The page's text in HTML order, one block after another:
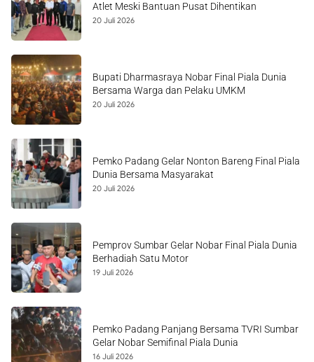
Atlet Meski Bantuan Pusat Dihentikan
20 Juli 2026
Bupati Dharmasraya Nobar Final Piala Dunia
Bersama Warga dan Pelaku UMKM
20 Juli 2026
Pemko Padang Gelar Nonton Bareng Final Piala
Dunia Bersama Masyarakat
20 Juli 2026
Pemprov Sumbar Gelar Nobar Final Piala Dunia
Berhadiah Satu Motor
19 Juli 2026
Pemko Padang Panjang Bersama TVRI Sumbar
Gelar Nobar Semifinal Piala Dunia
16 Juli 2026